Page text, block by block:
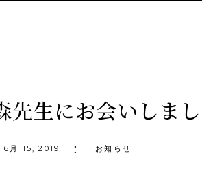
先生にお会いしまし
6月 15, 2019 お知らせ